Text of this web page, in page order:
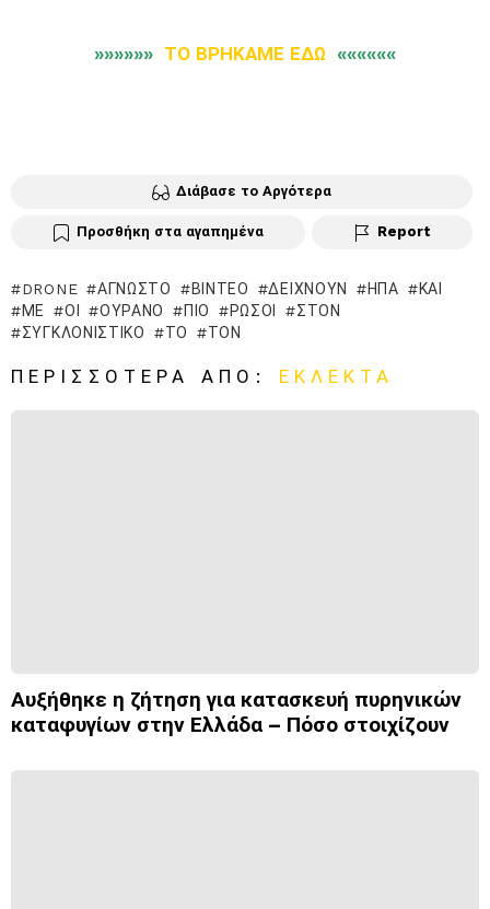
»»»»»» ΤΟ ΒΡΗΚΑΜΕ ΕΔΩ ««««««
Διάβασε το Αργότερα
Προσθήκη στα αγαπημένα Report
DRONE ΆΓΝΩΣΤΟ ΒΊΝΤΕΟ ΔΕΊΧΝΟΥΝ ΗΠΑ
ΚΑΙ
ΜΕ
ΟΙ ΟΥΡΑΝΌ ΠΙΟ ΡΏΣΟΙ
ΣΤΟΝ
ΣΥΓΚΛΟΝΙΣΤΙΚΌ
ΤΟ ΤΟΝ
ΠΕΡΙΣΣΌΤΕΡΑ ΑΠΌ: ΕΚΛΕΚΤΆ
Αυξήθηκε η ζήτηση για κατασκευή πυρηνικών
καταφυγίων στην Ελλάδα – Πόσο στοιχίζουν